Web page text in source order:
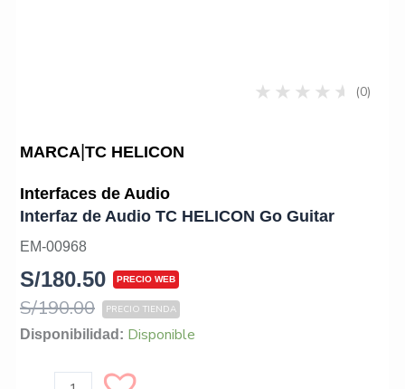
(0)
MARCA|TC HELICON
Interfaces de Audio
Interfaz de Audio TC HELICON Go Guitar
EM-00968
S/190.00
S/180.50
Disponibilidad: Disponible
Interfaz